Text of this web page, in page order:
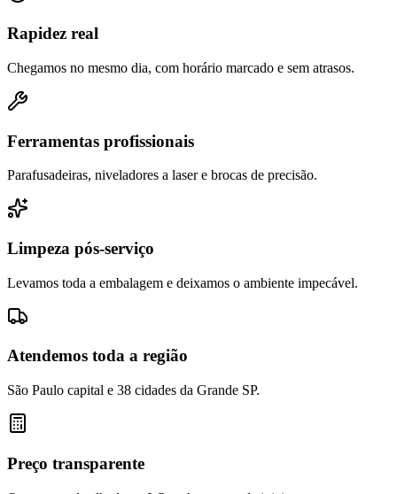
Rapidez real
Chegamos no mesmo dia, com horário marcado e sem atrasos.
Ferramentas profissionais
Parafusadeiras, niveladores a laser e brocas de precisão.
Limpeza pós-serviço
Levamos toda a embalagem e deixamos o ambiente impecável.
Atendemos toda a região
São Paulo capital e 38 cidades da Grande SP.
Preço transparente